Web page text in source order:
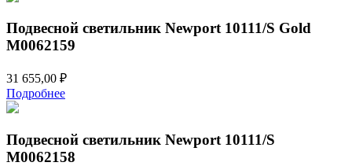
740,00 ₽.
Подвесной светильник Newport 10111/S Gold
М0062159
31 655,00 ₽
Подробнее
Подвесной светильник Newport 10111/S
М0062158